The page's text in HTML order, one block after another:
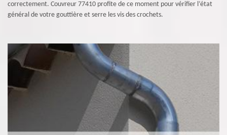
correctement. Couvreur 77410 profite de ce moment pour vérifier l’état
général de votre gouttière et serre les vis des crochets.